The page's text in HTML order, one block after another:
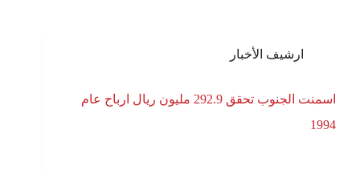
ارشيف الأخبار
اسمنت الجنوب تحقق 292.9 مليون ريال ارباح عام
1994